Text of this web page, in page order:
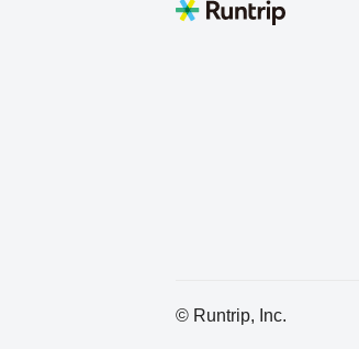
© Runtrip, Inc.